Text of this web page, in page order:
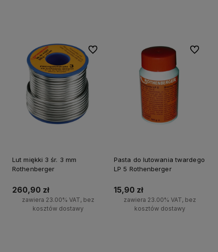
Lut miękki 3 śr. 3 mm
Rothenberger
260,90 zł
zawiera 23.00% VAT, bez
kosztów dostawy
Do ulubionych
Pasta do lutowania twardego
LP 5 Rothenberger
15,90 zł
zawiera 23.00% VAT, bez
kosztów dostawy
Do